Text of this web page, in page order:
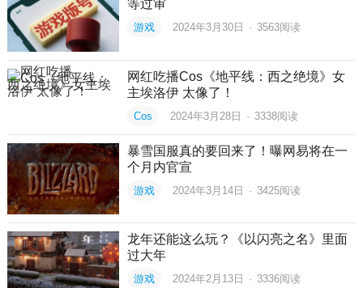
等过审
游戏 2024年3月30日 · 3563阅读
网红吃播Cos《地平线：西之绝境》女
主埃洛伊 太像了！
Cos 2024年3月28日 · 3338阅读
暴雪国服真的要回来了！曝网易将在一
个月内官宣
游戏 2024年3月14日 · 3425阅读
龙年还能这么玩？《以闪亮之名》里面
过大年
游戏 2024年2月13日 · 3336阅读